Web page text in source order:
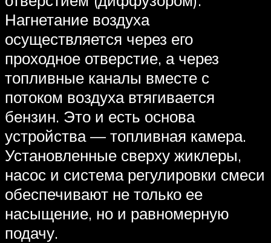
Нагнетание воздуха
осуществляется через его
проходное отверстие, а через
топливные каналы вместе с
потоком воздуха втягивается
бензин. Это и есть основа
устройства — топливная камера.
Установленные сверху жиклеры,
насос и система регулировки смеси
обеспечивают не только ее
насыщение, но и равномерную
подачу.